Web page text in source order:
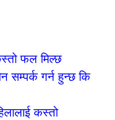
फल मिल्छ
सम्पर्क गर्न हुन्छ कि
कस्तो